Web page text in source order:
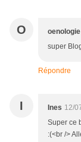
O
super
Répondre
I Ines 12/
Super ce
:(<br />